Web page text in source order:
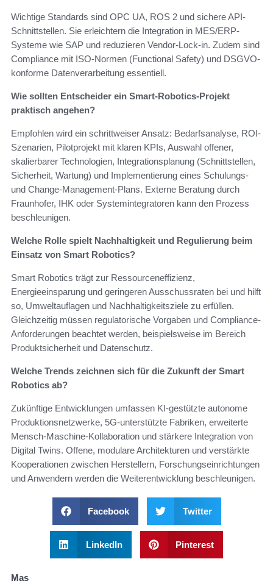
Wichtige Standards sind OPC UA, ROS 2 und sichere API-
Schnittstellen. Sie erleichtern die Integration in MES/ERP-
Systeme wie SAP und reduzieren Vendor-Lock-in. Zudem sind
Compliance mit ISO-Normen (Functional Safety) und DSGVO-
konforme Datenverarbeitung essentiell.
Wie sollten Entscheider ein Smart-Robotics-Projekt
praktisch angehen?
Empfohlen wird ein schrittweiser Ansatz: Bedarfsanalyse, ROI-
Szenarien, Pilotprojekt mit klaren KPIs, Auswahl offener,
skalierbarer Technologien, Integrationsplanung (Schnittstellen,
Sicherheit, Wartung) und Implementierung eines Schulungs-
und Change-Management-Plans. Externe Beratung durch
Fraunhofer, IHK oder Systemintegratoren kann den Prozess
beschleunigen.
Welche Rolle spielt Nachhaltigkeit und Regulierung beim
Einsatz von Smart Robotics?
Smart Robotics trägt zur Ressourceneffizienz,
Energieeinsparung und geringeren Ausschussraten bei und hilft
so, Umweltauflagen und Nachhaltigkeitsziele zu erfüllen.
Gleichzeitig müssen regulatorische Vorgaben und Compliance-
Anforderungen beachtet werden, beispielsweise im Bereich
Produktsicherheit und Datenschutz.
Welche Trends zeichnen sich für die Zukunft der Smart
Robotics ab?
Zukünftige Entwicklungen umfassen KI-gestützte autonome
Produktionsnetzwerke, 5G-unterstützte Fabriken, erweiterte
Mensch-Maschine-Kollaboration und stärkere Integration von
Digital Twins. Offene, modulare Architekturen und verstärkte
Kooperationen zwischen Herstellern, Forschungseinrichtungen
und Anwendern werden die Weiterentwicklung beschleunigen.
Facebook Twitter
LinkedIn Pinterest
Mas